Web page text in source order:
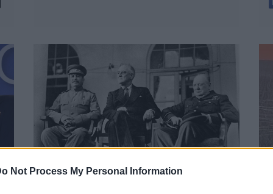
Not Process My Personal Information